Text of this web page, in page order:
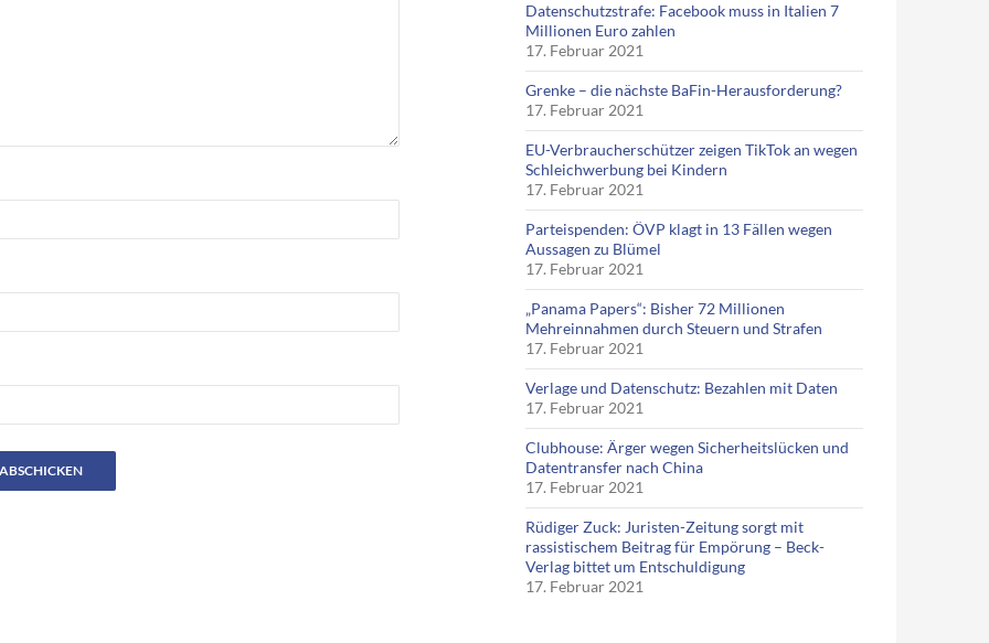
Datenschutzstrafe: Facebook muss in Italien 7
Millionen Euro zahlen
17. Februar 2021
Grenke – die nächste BaFin-Herausforderung?
17. Februar 2021
EU-Verbraucherschützer zeigen TikTok an wegen
Schleichwerbung bei Kindern
17. Februar 2021
Parteispenden: ÖVP klagt in 13 Fällen wegen
Aussagen zu Blümel
17. Februar 2021
„Panama Papers“: Bisher 72 Millionen
Mehreinnahmen durch Steuern und Strafen
17. Februar 2021
Verlage und Datenschutz: Bezahlen mit Daten
17. Februar 2021
Clubhouse: Ärger wegen Sicherheitslücken und
Datentransfer nach China
17. Februar 2021
Rüdiger Zuck: Juristen-Zeitung sorgt mit
rassistischem Beitrag für Empörung – Beck-
Verlag bittet um Entschuldigung
17. Februar 2021